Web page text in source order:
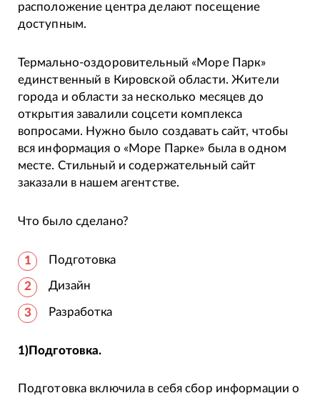
расположение центра делают посещение
доступным.
Термально-оздоровительный «Море Парк»
единственный в Кировской области. Жители
города и области за несколько месяцев до
открытия завалили соцсети комплекса
вопросами. Нужно было создавать сайт, чтобы
вся информация о «Море Парке» была в одном
месте. Стильный и содержательный сайт
заказали в нашем агентстве.
Что было сделано?
Подготовка
Дизайн
Разработка
1)Подготовка.
Подготовка включила в себя сбор информации о